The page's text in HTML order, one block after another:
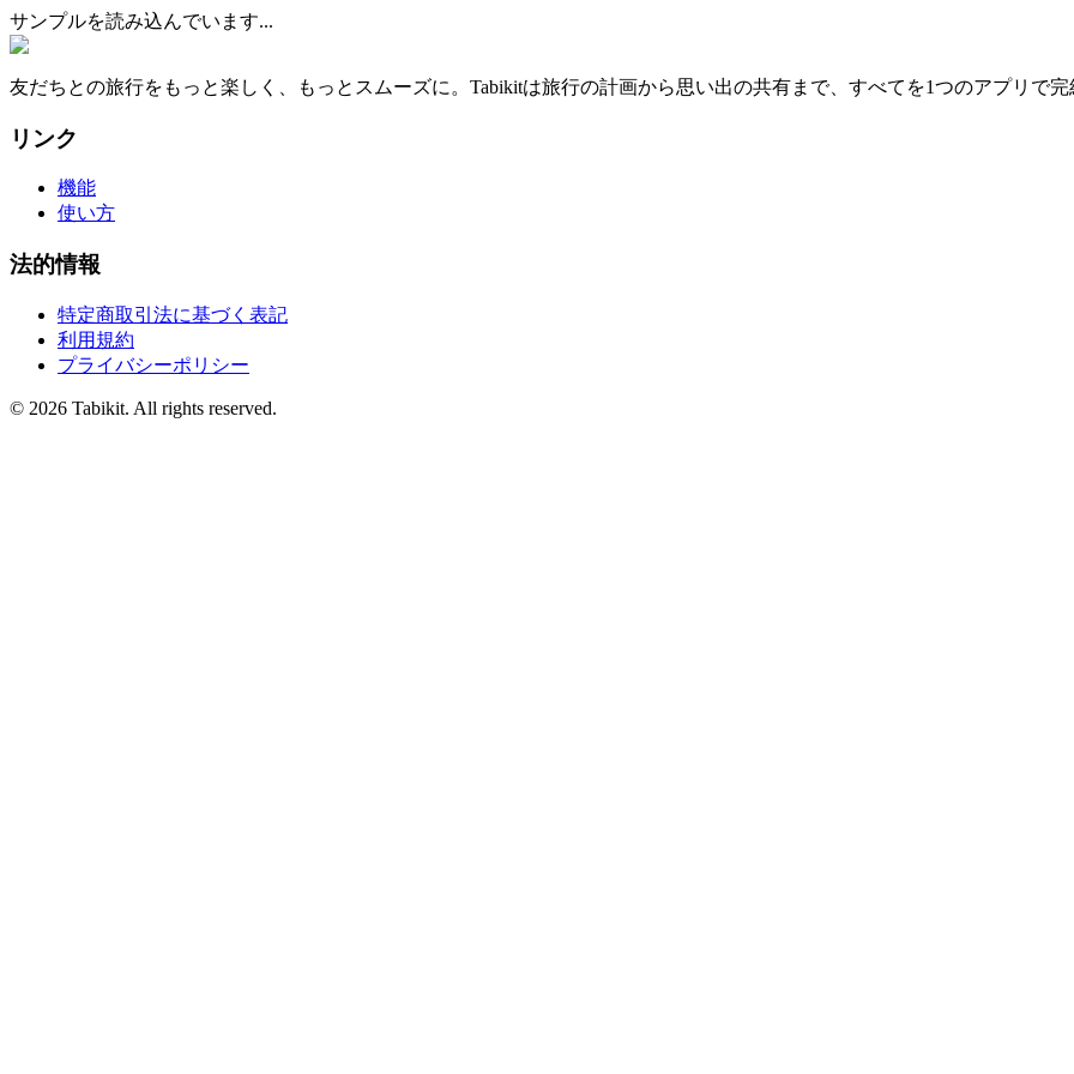
サンプルを読み込んでいます...
友だちとの旅行をもっと楽しく、もっとスムーズに。Tabikitは旅行の計画から思い出の共有まで、すべてを1つのアプリで完
リンク
機能
使い方
法的情報
特定商取引法に基づく表記
利用規約
プライバシーポリシー
© 2026 Tabikit. All rights reserved.